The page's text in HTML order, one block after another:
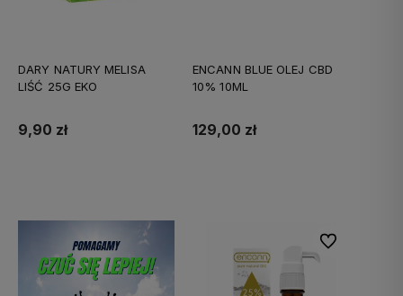
DARY NATURY MELISA
LIŚĆ 25G EKO
9,90 zł
ENCANN BLUE OLEJ CBD
10% 10ML
129,00 zł
Do ulubionych